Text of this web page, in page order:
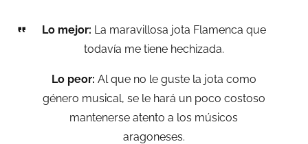
Lo mejor: La maravillosa jota Flamenca que
todavía me tiene hechizada.
Lo peor: Al que no le guste la jota como
género musical, se le hará un poco costoso
mantenerse atento a los músicos
aragoneses.